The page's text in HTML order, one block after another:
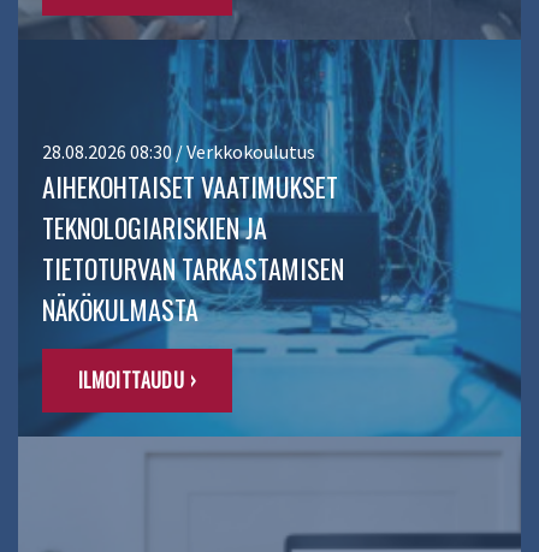
28.08.2026 08:30 / Verkkokoulutus
AIHEKOHTAISET VAATIMUKSET
TEKNOLOGIARISKIEN JA
TIETOTURVAN TARKASTAMISEN
NÄKÖKULMASTA
ILMOITTAUDU ›